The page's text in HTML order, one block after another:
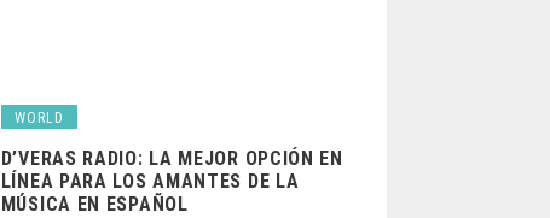
WORLD
D’VERAS RADIO: LA MEJOR OPCIÓN EN
LÍNEA PARA LOS AMANTES DE LA
MÚSICA EN ESPAÑOL